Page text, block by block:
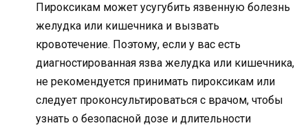
Пироксикам может усугубить язвенную болезнь
желудка или кишечника и вызвать
кровотечение. Поэтому, если у вас есть
диагностированная язва желудка или кишечника,
не рекомендуется принимать пироксикам или
следует проконсультироваться с врачом, чтобы
узнать о безопасной дозе и длительности